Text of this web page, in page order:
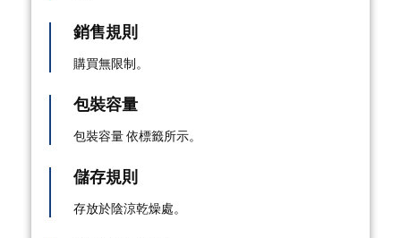
銷售規則
購買無限制。
包裝容量
包裝容量 依標籤所示。
儲存規則
存放於陰涼乾燥處。